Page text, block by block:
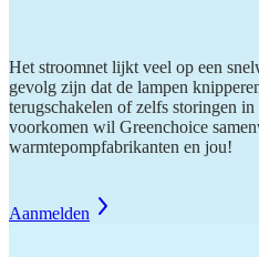
Het stroomnet lijkt veel op een
gevolg zijn dat de lampen
terugschakelen of zelfs storingen
voorkomen wil Greenchoice
warmtepompfabrikanten en jou!
Aanmelden